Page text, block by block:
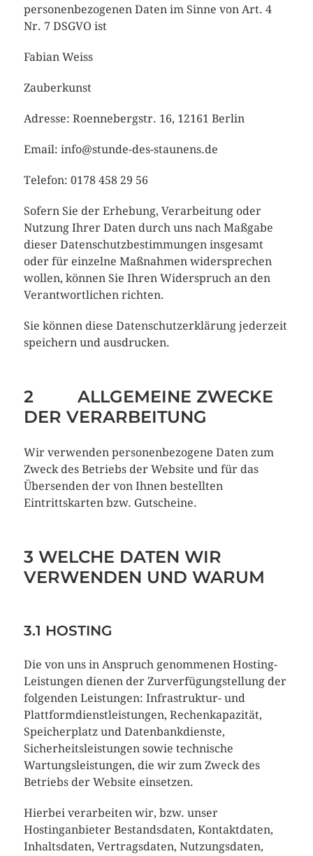
personenbezogenen Daten im Sinne von Art. 4
Nr. 7 DSGVO ist
Fabian Weiss
Zauberkunst
Adresse: Roennebergstr. 16, 12161 Berlin
Email: info@stunde-des-staunens.de
Telefon: 0178 458 29 56
Sofern Sie der Erhebung, Verarbeitung oder
Nutzung Ihrer Daten durch uns nach Maßgabe
dieser Datenschutzbestimmungen insgesamt
oder für einzelne Maßnahmen widersprechen
wollen, können Sie Ihren Widerspruch an den
Verantwortlichen richten.
Sie können diese Datenschutzerklärung jederzeit
speichern und ausdrucken.
2 ALLGEMEINE ZWECKE
DER VERARBEITUNG
Wir verwenden personenbezogene Daten zum
Zweck des Betriebs der Website und für das
Übersenden der von Ihnen bestellten
Eintrittskarten bzw. Gutscheine.
3 WELCHE DATEN WIR
VERWENDEN UND WARUM
3.1 HOSTING
Die von uns in Anspruch genommenen Hosting-
Leistungen dienen der Zurverfügungstellung der
folgenden Leistungen: Infrastruktur- und
Plattformdienstleistungen, Rechenkapazität,
Speicherplatz und Datenbankdienste,
Sicherheitsleistungen sowie technische
Wartungsleistungen, die wir zum Zweck des
Betriebs der Website einsetzen.
Hierbei verarbeiten wir, bzw. unser
Hostinganbieter Bestandsdaten, Kontaktdaten,
Inhaltsdaten, Vertragsdaten, Nutzungsdaten,